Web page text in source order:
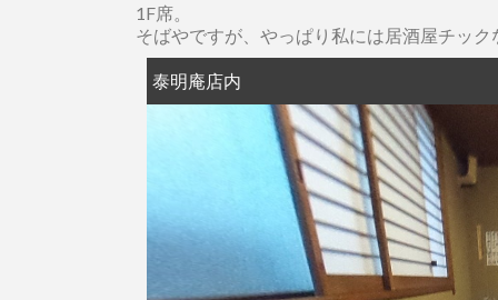
1F席。
そばやですが、やっぱり私には居酒屋チッ
泰明庵店内